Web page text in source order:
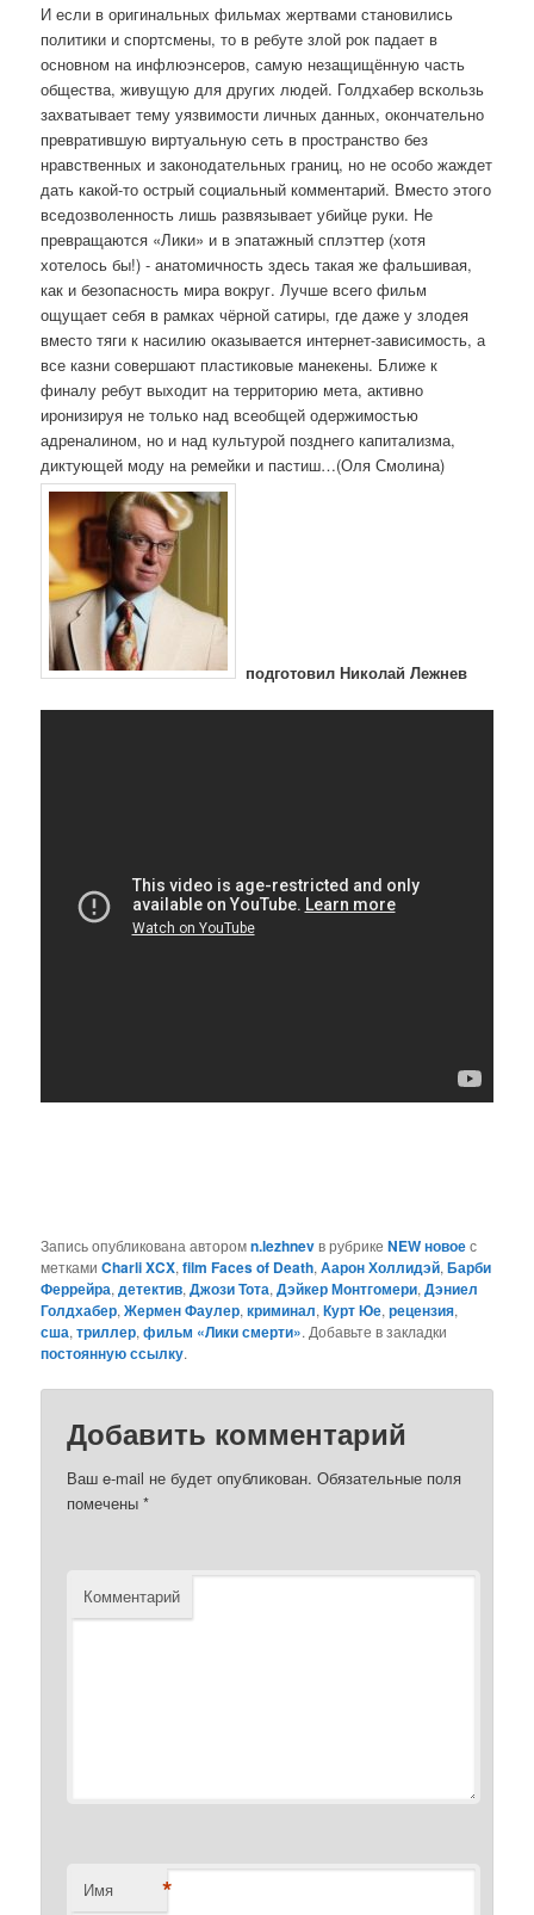
И если в оригинальных фильмах жертвами становились
политики и спортсмены, то в ребуте злой рок падает в
основном на инфлюэнсеров, самую незащищённую часть
общества, живущую для других людей. Голдхабер вскользь
захватывает тему уязвимости личных данных, окончательно
превратившую виртуальную сеть в пространство без
нравственных и законодательных границ, но не особо жаждет
дать какой-то острый социальный комментарий. Вместо этого
вседозволенность лишь развязывает убийце руки. Не
превращаются «Лики» и в эпатажный сплэттер (хотя
хотелось бы!) - анатомичность здесь такая же фальшивая,
как и безопасность мира вокруг. Лучше всего фильм
ощущает себя в рамках чёрной сатиры, где даже у злодея
вместо тяги к насилию оказывается интернет-зависимость, а
все казни совершают пластиковые манекены. Ближе к
финалу ребут выходит на территорию мета, активно
иронизируя не только над всеобщей одержимостью
адреналином, но и над культурой позднего капитализма,
диктующей моду на ремейки и пастиш…(Оля Смолина)
подготовил Николай Лежнев
Запись опубликована авторомn.lezhnevв рубрикеNEW новоес
меткамиCharli XCX,film Faces of Death,Аарон Холлидэй,Барби
Феррейра,детектив,Джози Тота,Дэйкер Монтгомери,Дэниел
Голдхабер,Жермен Фаулер,криминал,Курт Юе,рецензия,
сша,триллер,фильм «Лики смерти». Добавьте в закладки
постоянную ссылку.
Добавить комментарий
Ваш e-mail не будет опубликован. Обязательные поля
помечены*
Комментарий
Имя *